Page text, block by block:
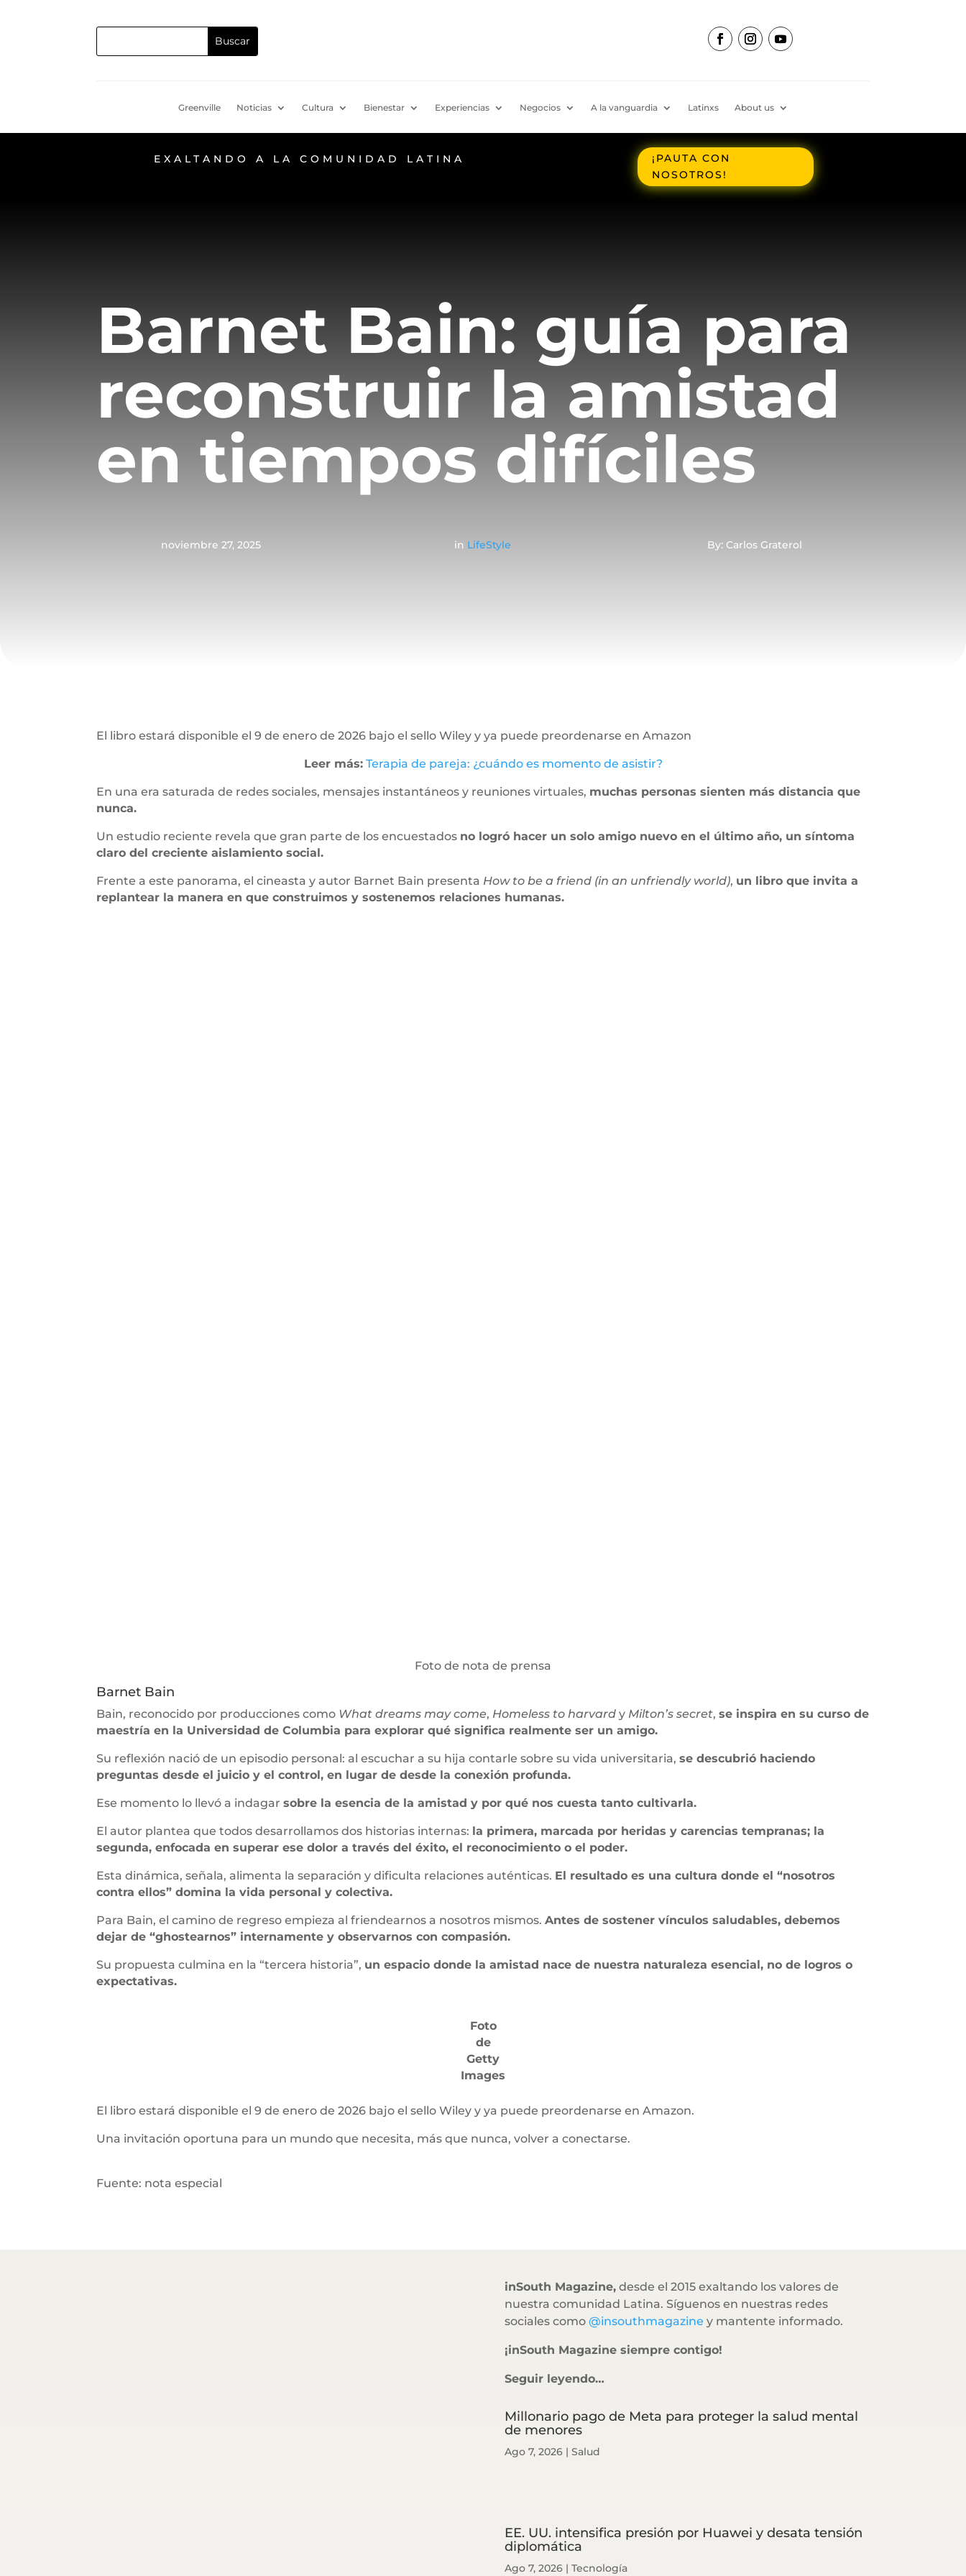
Greenville Noticias Cultura Bienestar Experiencias Negocios A la vanguardia Latinxs About us
EXALTANDO A LA COMUNIDAD LATINA
¡PAUTA CON
NOSOTROS!
Barnet Bain: guía para
reconstruir la amistad
en tiempos difíciles
noviembre 27, 2025 in LifeStyle By: Carlos Graterol
El libro estará disponible el 9 de enero de 2026 bajo el sello Wiley y ya puede preordenarse en Amazon
Leer más: Terapia de pareja: ¿cuándo es momento de asistir?
En una era saturada de redes sociales, mensajes instantáneos y reuniones virtuales, muchas personas sienten más distancia que
nunca.
Un estudio reciente revela que gran parte de los encuestados no logró hacer un solo amigo nuevo en el último año, un síntoma
claro del creciente aislamiento social.
Frente a este panorama, el cineasta y autor Barnet Bain presenta How to be a friend (in an unfriendly world), un libro que invita a
replantear la manera en que construimos y sostenemos relaciones humanas.
Foto de nota de prensa
Barnet Bain
Bain, reconocido por producciones como What dreams may come, Homeless to harvard y Milton’s secret,se inspira en su curso de
maestría en la Universidad de Columbia para explorar qué significa realmente ser un amigo.
Su reflexión nació de un episodio personal: al escuchar a su hija contarle sobre su vida universitaria,se descubrió haciendo
preguntas desde el juicio y el control, en lugar de desde la conexión profunda.
Ese momento lo llevó a indagarsobre la esencia de la amistad y por qué nos cuesta tanto cultivarla.
El autor plantea que todos desarrollamos dos historias internas: la primera, marcada por heridas y carencias tempranas; la
segunda, enfocada en superar ese dolor a través del éxito, el reconocimiento o el poder.
Esta dinámica, señala, alimenta la separación y dificulta relaciones auténticas. El resultado es una cultura donde el “nosotros
contra ellos” domina la vida personal y colectiva.
Para Bain, el camino de regreso empieza al friendearnos a nosotros mismos.Antes de sostener vínculos saludables, debemos
dejar de “ghostearnos” internamente y observarnos con compasión.
Su propuesta culmina en la “tercera historia”, un espacio donde la amistad nace de nuestra naturaleza esencial, no de logros o
expectativas.
Foto
de
Getty
Images
El libro estará disponible el 9 de enero de 2026 bajo el sello Wiley y ya puede preordenarse en Amazon.
Una invitación oportuna para un mundo que necesita, más que nunca, volver a conectarse.
Fuente: nota especial
inSouth Magazine,desde el 2015 exaltando los valores de
nuestra comunidad Latina. Síguenos en nuestras redes
sociales como @insouthmagazine y mantente informado.
¡inSouth Magazine siempre contigo!
Seguir leyendo…
Millonario pago de Meta para proteger la salud mental
de menores
Ago 7, 2026| Salud
EE. UU. intensifica presión por Huawei y desata tensión
diplomática
Ago 7, 2026| Tecnología